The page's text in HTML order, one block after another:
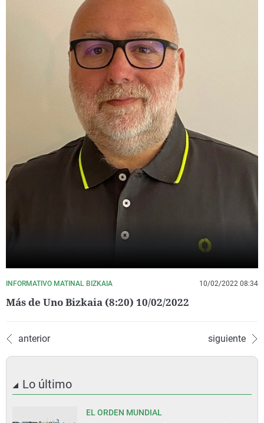
INFORMATIVO MATINAL BIZKAIA 10/02/2022 08:34
Más de Uno Bizkaia (8:20) 10/02/2022
anterior siguiente
Lo último
EL ORDEN MUNDIAL